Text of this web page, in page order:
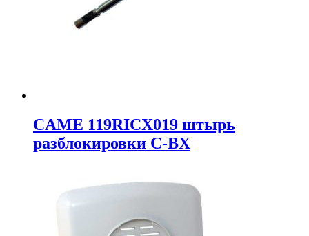
CAME 119RICX019 штырь
разблокировки C-BX